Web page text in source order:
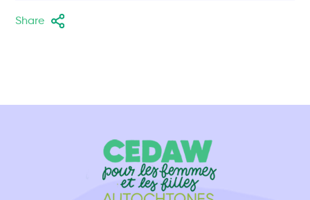
Share